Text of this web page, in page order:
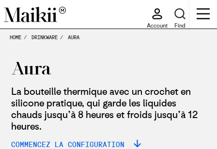
Account Find
HOME DRINKWARE AURA
Aura
La bouteille thermique avec un crochet en
silicone pratique, qui garde les liquides
chauds jusqu’à 8 heures et froids jusqu’à 12
heures.
COMMENCEZ LA CONFIGURATION